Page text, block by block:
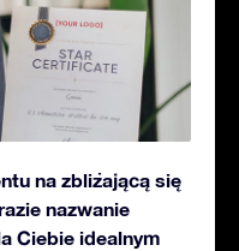
na zbliżającą się
nazwanie
Ciebie idealnym